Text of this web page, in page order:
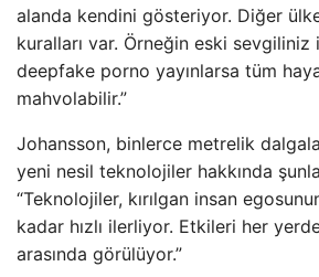
alanda kendini gösteriyor. Diğer
kuralları var. Örneğin eski sevgiliniz
deepfake porno yayınlarsa tüm
mahvolabilir.”
Johansson, binlerce metrelik
yeni nesil teknolojiler hakkında
“Teknolojiler, kırılgan insan
kadar hızlı ilerliyor. Etkileri her
arasında görülüyor.”